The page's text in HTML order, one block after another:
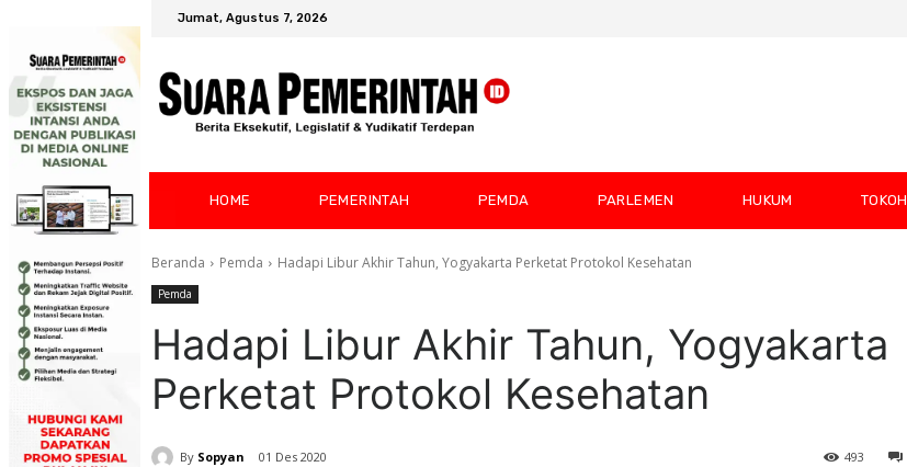
Jumat, Agustus 7, 2026
HOME PEMERINTAH PEMDA PARLEMEN HUKUM TOKOH
Beranda Pemda Hadapi Libur Akhir Tahun, Yogyakarta Perketat Protokol Kesehatan
Pemda
Hadapi Libur Akhir Tahun, Yogyakarta
Perketat Protokol Kesehatan
By Sopyan 01 Des 2020 493